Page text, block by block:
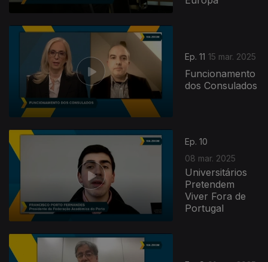
Ep. 11 15 mar. 2025
Funcionamento
dos Consulados
Ep. 10
08 mar. 2025
Universitários
Pretendem
Viver Fora de
Portugal